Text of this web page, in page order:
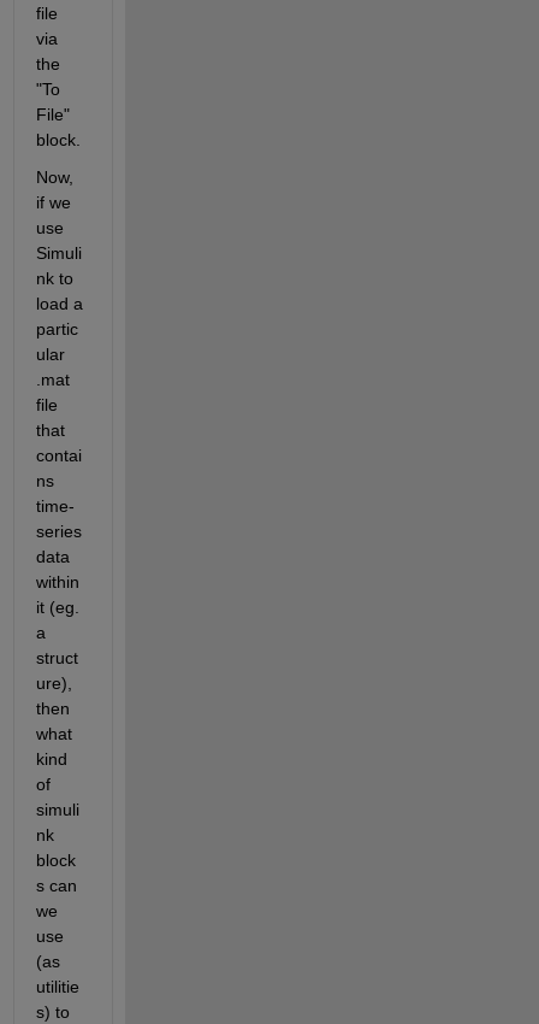
file
via
the
"To
File"
block.
Now,
if we
use
Simuli
nk to
load a
partic
ular
.mat
file
that
contai
ns
time-
series
data
within
it (eg.
a
struct
ure),
then
what
kind
of
simuli
nk
block
s can
we
use
(as
utilitie
s) to